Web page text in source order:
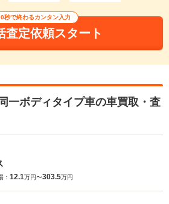
秒で終わるカンタン入力
査定依頼スタート
一ボディタイプ車の車買取・査
： 12.1万円〜303.5万円